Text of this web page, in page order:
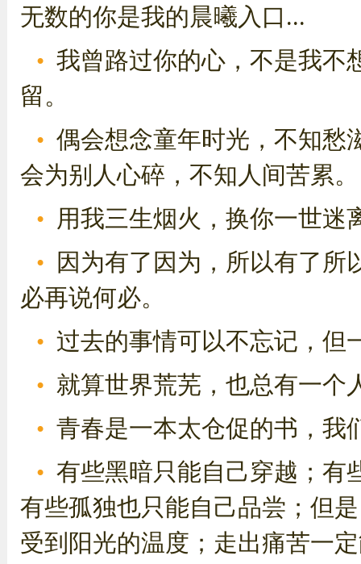
无数的你是我的晨曦入口...
我曾路过你的心，不是我不
留。
偶会想念童年时光，不知愁
会为别人心碎，不知人间苦累。
用我三生烟火，换你一世迷
因为有了因为，所以有了所
必再说何必。
过去的事情可以不忘记，但
就算世界荒芜，也总有一个
青春是一本太仓促的书，我
有些黑暗只能自己穿越；有
有些孤独也只能自己品尝；但
受到阳光的温度；走出痛苦一